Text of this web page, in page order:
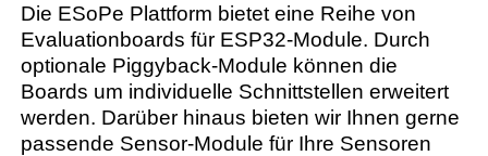
Die ESoPe Plattform bietet eine Reihe von
Evaluationboards für ESP32-Module. Durch
optionale Piggyback-Module können die
Boards um individuelle Schnittstellen erweitert
werden. Darüber hinaus bieten wir Ihnen gerne
passende Sensor-Module für Ihre Sensoren